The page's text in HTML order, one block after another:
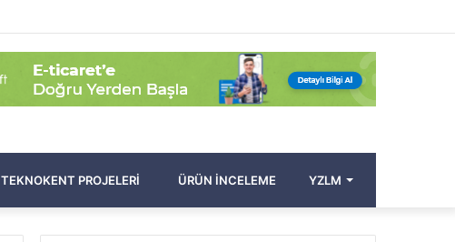
yap
...
Bölmesi
Makale
Ol
TEKNOKENT PROJELERI ÜRÜN İNCELEME YZLM